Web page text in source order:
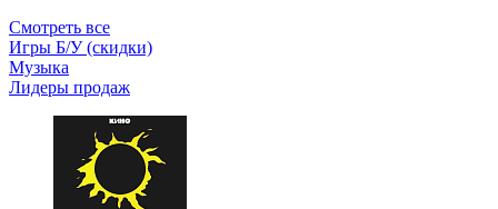
Смотреть все
Игры Б/У (скидки)
Музыка
Лидеры продаж